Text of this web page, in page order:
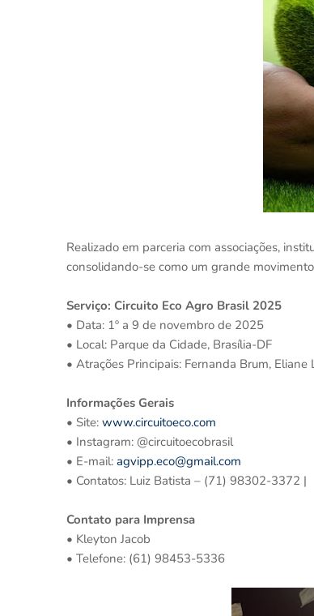
Realizado em parceria com associações,
consolidando-se como um grande
Serviço: Circuito Eco Agro Brasil 2025
• Data: 1º a 9 de novembro de 2025
• Local: Parque da Cidade, Brasília-DF
• Atrações Principais: Fernanda Brum,
Informações Gerais
• Site: www.circuitoeco.com
• Instagram: @circuitoecobrasil
• E-mail: agvipp.eco@gmail.com
• Contatos: Luiz Batista – (71) 98302-3372 |
Contato para Imprensa
• Kleyton Jacob
• Telefone: (61) 98453-5336